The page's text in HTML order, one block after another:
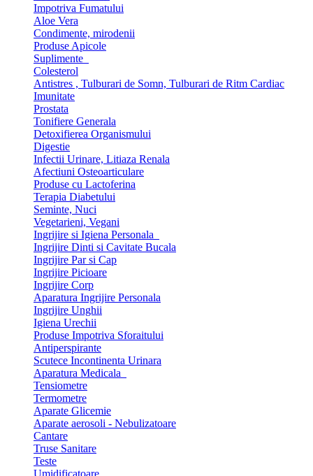
Impotriva Fumatului
Aloe Vera
Condimente, mirodenii
Produse Apicole
Suplimente
Colesterol
Antistres , Tulburari de Somn, Tulburari de Ritm Cardiac
Imunitate
Prostata
Tonifiere Generala
Detoxifierea Organismului
Digestie
Infectii Urinare, Litiaza Renala
Afectiuni Osteoarticulare
Produse cu Lactoferina
Terapia Diabetului
Seminte, Nuci
Vegetarieni, Vegani
Ingrijire si Igiena Personala
Ingrijire Dinti si Cavitate Bucala
Ingrijire Par si Cap
Ingrijire Picioare
Ingrijire Corp
Aparatura Ingrijire Personala
Ingrijire Unghii
Igiena Urechii
Produse Impotriva Sforaitului
Antiperspirante
Scutece Incontinenta Urinara
Aparatura Medicala
Tensiometre
Termometre
Aparate Glicemie
Aparate aerosoli - Nebulizatoare
Cantare
Truse Sanitare
Teste
Umidificatoare